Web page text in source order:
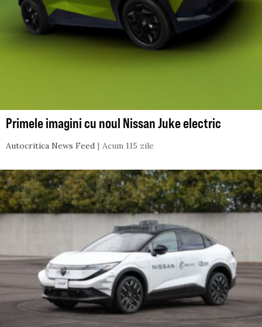
Primele imagini cu noul Nissan Juke electric
Autocritica News Feed Acum 115 zile